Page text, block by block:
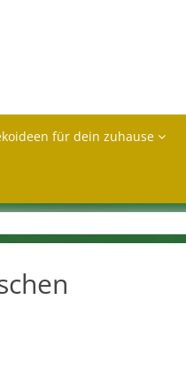
für dein zuhause